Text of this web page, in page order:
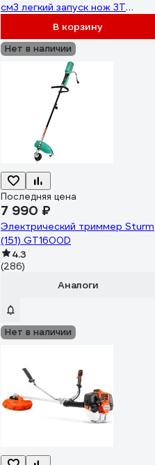
см3 легкий запуск нож 3T
ремень двухлямочный вес 7.2
кг MSG-541 (GU2411-3)
ЦИ-1082150928
В корзину
Нет в наличии
Последняя цена
7 990 ₽
Электрический триммер Sturm
(151) GT1600D
4.3
(286)
Аналоги
Нет в наличии